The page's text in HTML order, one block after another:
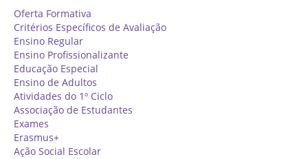
Critérios Específicos de Avaliação
Ensino Profissionalizante
Horários
Educação Especial
Ensino de Adultos
Atividades do 1º Ciclo
Clubes & Projetos
Oferta Formativa
Critérios Específicos de Avaliação
Ensino Regular
Ensino Profissionalizante
Educação Especial
Ensino de Adultos
Atividades do 1º Ciclo
Associação de Estudantes
Exames
Erasmus+
Ação Social Escolar